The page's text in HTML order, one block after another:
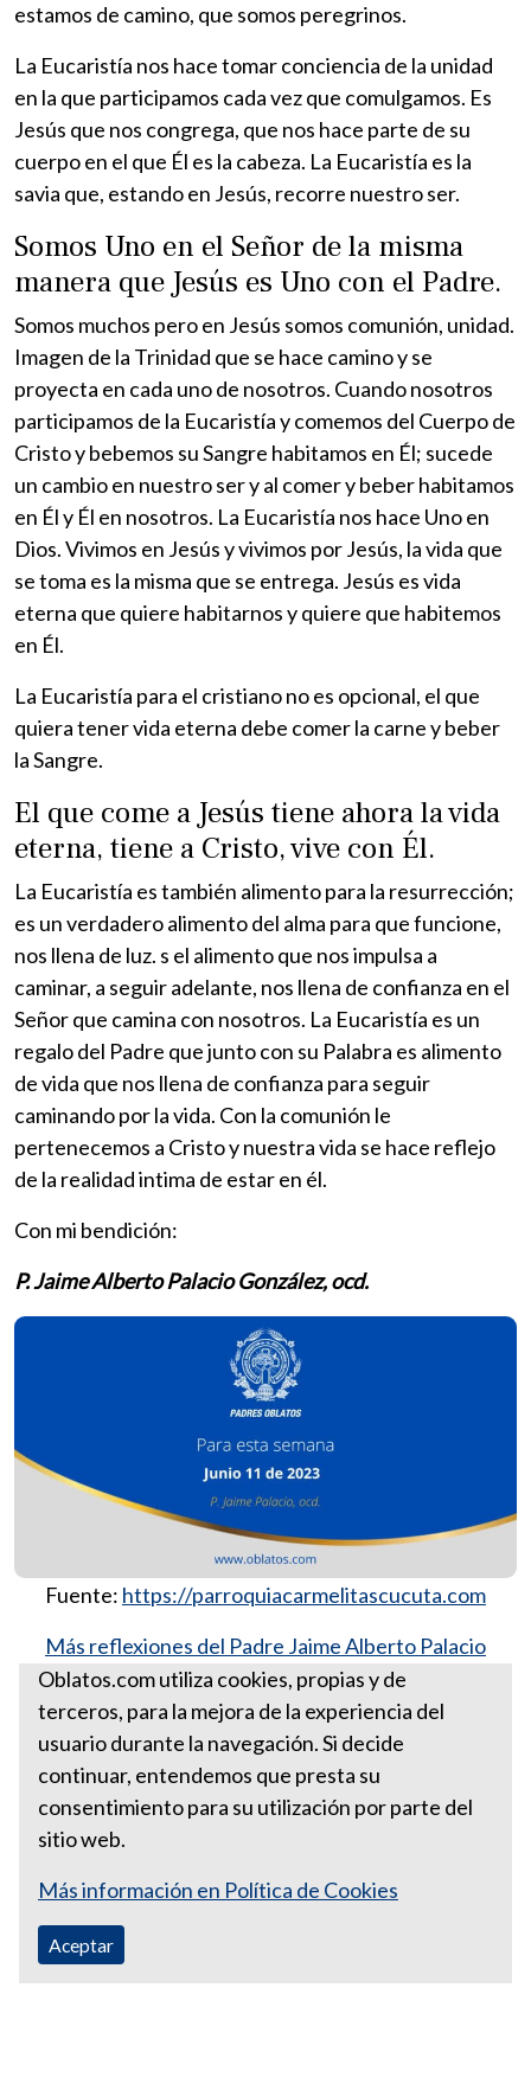
estamos de camino, que somos peregrinos.
La Eucaristía nos hace tomar conciencia de la unidad
en la que participamos cada vez que comulgamos. Es
Jesús que nos congrega, que nos hace parte de su
cuerpo en el que Él es la cabeza. La Eucaristía es la
savia que, estando en Jesús, recorre nuestro ser.
Somos Uno en el Señor de la misma
manera que Jesús es Uno con el Padre.
Somos muchos pero en Jesús somos comunión, unidad.
Imagen de la Trinidad que se hace camino y se
proyecta en cada uno de nosotros. Cuando nosotros
participamos de la Eucaristía y comemos del Cuerpo de
Cristo y bebemos su Sangre habitamos en Él; sucede
un cambio en nuestro ser y al comer y beber habitamos
en Él y Él en nosotros. La Eucaristía nos hace Uno en
Dios. Vivimos en Jesús y vivimos por Jesús, la vida que
se toma es la misma que se entrega. Jesús es vida
eterna que quiere habitarnos y quiere que habitemos
en Él.
La Eucaristía para el cristiano no es opcional, el que
quiera tener vida eterna debe comer la carne y beber
la Sangre.
El que come a Jesús tiene ahora la vida
eterna, tiene a Cristo, vive con Él.
La Eucaristía es también alimento para la resurrección;
es un verdadero alimento del alma para que funcione,
nos llena de luz. s el alimento que nos impulsa a
caminar, a seguir adelante, nos llena de confianza en el
Señor que camina con nosotros. La Eucaristía es un
regalo del Padre que junto con su Palabra es alimento
de vida que nos llena de confianza para seguir
caminando por la vida. Con la comunión le
pertenecemos a Cristo y nuestra vida se hace reflejo
de la realidad intima de estar en él.
Con mi bendición:
P. Jaime Alberto Palacio González, ocd.
Fuente: https://parroquiacarmelitascucuta.com
Más reflexiones del Padre Jaime Alberto Palacio
González, ocd.
Para esta semana junio 11 de
2023
Oblatos.com utiliza cookies, propias y de
terceros, para la mejora de la experiencia del
usuario durante la navegación. Si decide
continuar, entendemos que presta su
consentimiento para su utilización por parte del
sitio web.
Más información en Política de Cookies
Aceptar